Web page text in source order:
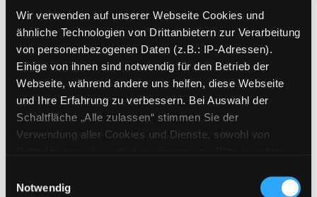
Wir verwenden auf unserer Webseite Cookies und
ähnliche Technologien von Drittanbietern zur Verarbeitung
von personenbezogenen Daten (z.B.: IP-Adressen).
Einige von ihnen sind notwendig für den Betrieb der
Webseite, während andere uns helfen, diese Webseite
und Ihre Erfahrung zu verbessern. Bei Auswahl der
Schaltfläche „Alle zulassen“ stimmen Sie der
Verwendung aller Cookies und Dienste, sowohl von
Cookies von Drittanbietern, eine Verarbeitung in
Notwendig
Exemplar-Details von Die Welt der
Die Welt der Commons
Muster gemeinsamen Handelns
Suche nach diesem Verfasser
Jahr:2015
Verlag:Bielefeld, Transcript-Verl.
Mediengruppe:Sachbuch
Ich zeige dir, wie du reich
wirst
Suche nach